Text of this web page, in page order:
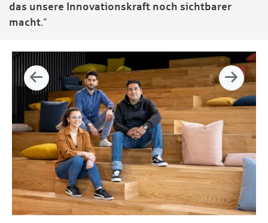
das unsere Innovationskraft noch sichtbarer
macht.“